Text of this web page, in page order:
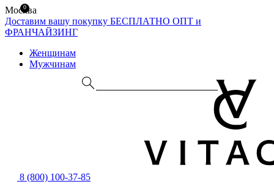
Москва
Доставим вашу покупку БЕСПЛАТНО ОПТ и
ФРАНЧАЙЗИНГ
Женщинам
Мужчинам
8 (800) 100-37-85
0